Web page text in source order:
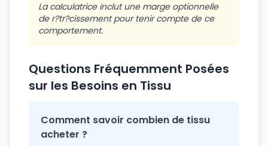
La calculatrice inclut une marge optionnelle
de r?tr?cissement pour tenir compte de ce
comportement.
Questions Fréquemment Posées
sur les Besoins en Tissu
Comment savoir combien de tissu
acheter ?